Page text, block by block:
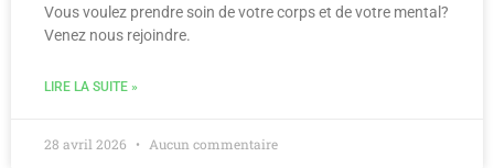
Vous voulez prendre soin de votre corps et de votre mental?
Venez nous rejoindre.
LIRE LA SUITE »
28 avril 2026 Aucun commentaire